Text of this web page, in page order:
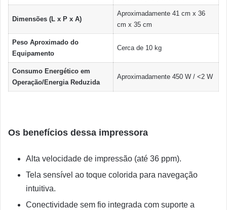
Dimensões (L x P x A)
Aproximadamente 41 cm x 36
cm x 35 cm
Peso Aproximado do
Equipamento
Cerca de 10 kg
Consumo Energético em
Operação/Energia Reduzida
Aproximadamente 450 W / <2 W
Os benefícios dessa impressora
Alta velocidade de impressão (até 36 ppm).
Tela sensível ao toque colorida para navegação
intuitiva.
Conectividade sem fio integrada com suporte a